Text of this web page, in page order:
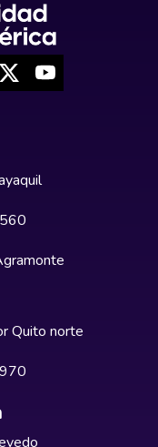
Quito norte